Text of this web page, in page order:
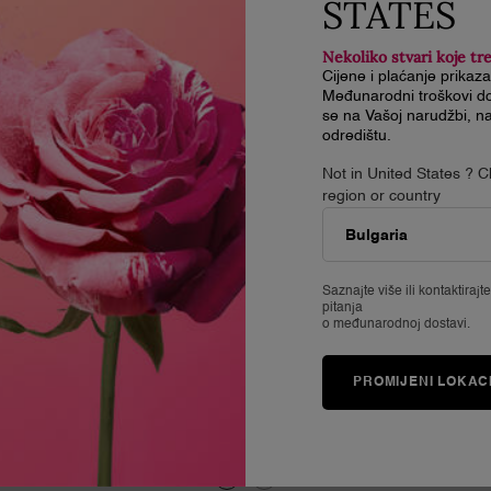
Drama, 1 of 1
LASH IDÔLE FLUTTER EXTENSION MASCARA
02_CHOCO_BROWN color for Lash
STATES
Nekoliko stvari koje
Cijene i plaćanje
Međunarodni troškovi
se na Vašoj narudžbi,
odredištu.
Not in United States ?
region or country
Saznajte više ili
pitanja
o međunarodnoj dostavi.
PROMIJENI